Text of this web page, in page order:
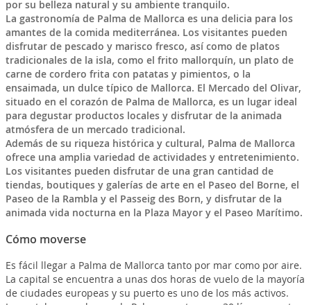
por su belleza natural y su ambiente tranquilo.
La gastronomía de Palma de Mallorca es una delicia para los
amantes de la comida mediterránea. Los visitantes pueden
disfrutar de pescado y marisco fresco, así como de platos
tradicionales de la isla, como el frito mallorquín, un plato de
carne de cordero frita con patatas y pimientos, o la
ensaimada, un dulce típico de Mallorca. El Mercado del Olivar,
situado en el corazón de Palma de Mallorca, es un lugar ideal
para degustar productos locales y disfrutar de la animada
atmósfera de un mercado tradicional.
Además de su riqueza histórica y cultural, Palma de Mallorca
ofrece una amplia variedad de actividades y entretenimiento.
Los visitantes pueden disfrutar de una gran cantidad de
tiendas, boutiques y galerías de arte en el Paseo del Borne, el
Paseo de la Rambla y el Passeig des Born, y disfrutar de la
animada vida nocturna en la Plaza Mayor y el Paseo Marítimo.
Cómo moverse
Es fácil llegar a Palma de Mallorca tanto por mar como por aire.
La capital se encuentra a unas dos horas de vuelo de la mayoría
de ciudades europeas y su puerto es uno de los más activos.